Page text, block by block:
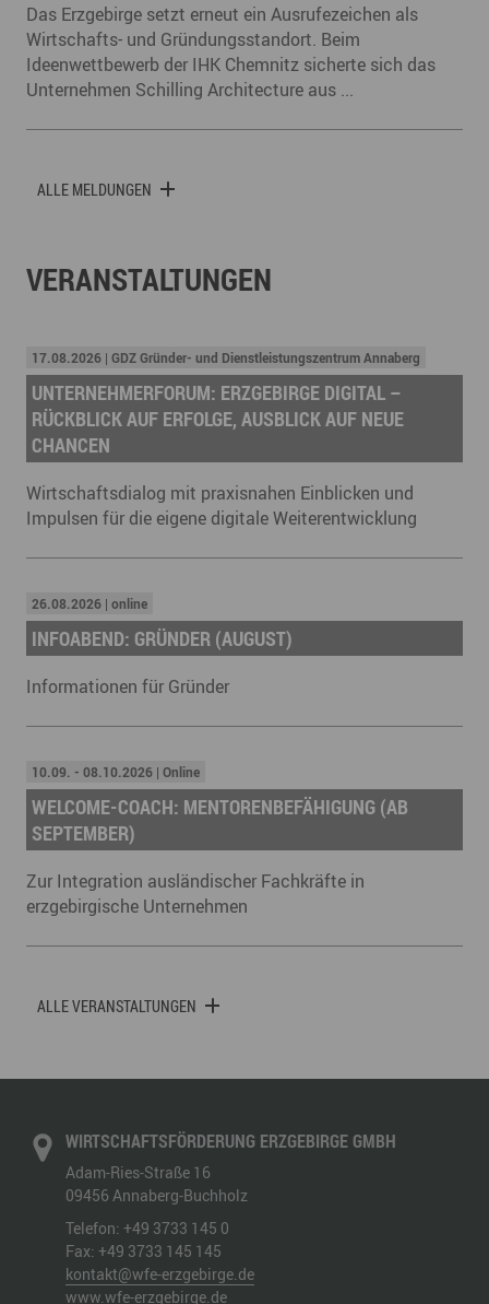
Das Erzgebirge setzt erneut ein Ausrufezeichen als
Wirtschafts- und Gründungsstandort. Beim
Ideenwettbewerb der IHK Chemnitz sicherte sich das
Unternehmen Schilling Architecture aus ...
ALLE MELDUNGEN
VERANSTALTUNGEN
17.08.2026 | GDZ Gründer- und Dienstleistungszentrum Annaberg
UNTERNEHMERFORUM: ERZGEBIRGE DIGITAL –
RÜCKBLICK AUF ERFOLGE, AUSBLICK AUF NEUE
CHANCEN
Wirtschaftsdialog mit praxisnahen Einblicken und
Impulsen für die eigene digitale Weiterentwicklung
26.08.2026 | online
INFOABEND: GRÜNDER (AUGUST)
Informationen für Gründer
10.09. - 08.10.2026 | Online
WELCOME-COACH: MENTORENBEFÄHIGUNG (AB
SEPTEMBER)
Zur Integration ausländischer Fachkräfte in
erzgebirgische Unternehmen
ALLE VERANSTALTUNGEN
WIRTSCHAFTSFÖRDERUNG ERZGEBIRGE GMBH
Adam-Ries-Straße 16
09456 Annaberg-Buchholz
Telefon: +49 3733 145 0
Fax: +49 3733 145 145
kontakt@wfe-erzgebirge.de
www.wfe-erzgebirge.de